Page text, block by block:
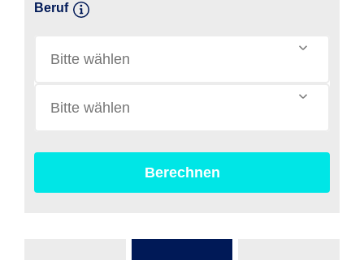
Beruf
Bitte wählen
Bitte wählen
Berechnen